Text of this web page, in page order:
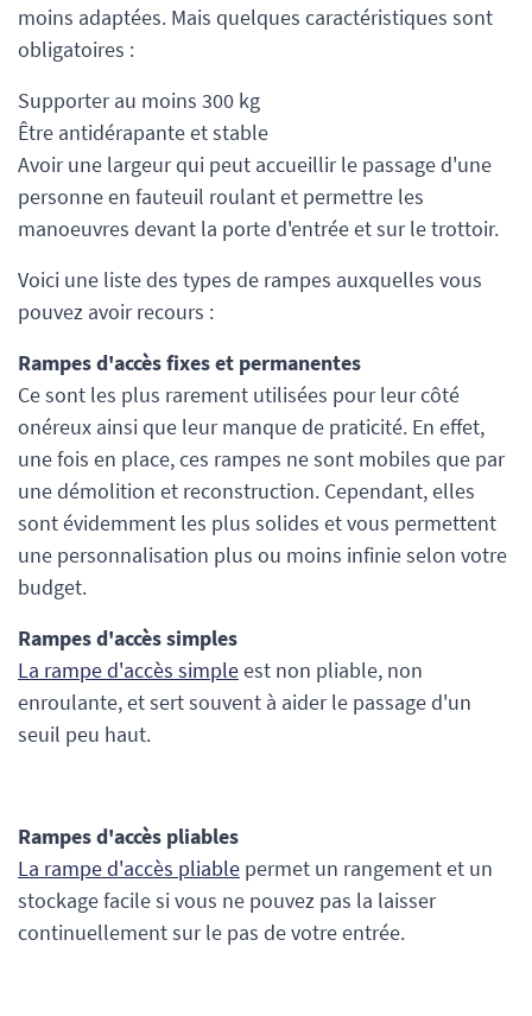
moins adaptées. Mais quelques caractéristiques sont
obligatoires :
Supporter au moins 300 kg
Être antidérapante et stable
Avoir une largeur qui peut accueillir le passage d'une
personne en fauteuil roulant et permettre les
manoeuvres devant la porte d'entrée et sur le trottoir.
Voici une liste des types de rampes auxquelles vous
pouvez avoir recours :
Rampes d'accès fixes et permanentes
Ce sont les plus rarement utilisées pour leur côté
onéreux ainsi que leur manque de praticité. En effet,
une fois en place, ces rampes ne sont mobiles que par
une démolition et reconstruction. Cependant, elles
sont évidemment les plus solides et vous permettent
une personnalisation plus ou moins infinie selon votre
budget.
Rampes d'accès simples
La rampe d'accès simpleest non pliable, non
enroulante, et sert souvent à aider le passage d'un
seuil peu haut.
Rampes d'accès pliables
La rampe d'accès pliable permet un rangement et un
stockage facile si vous ne pouvez pas la laisser
continuellement sur le pas de votre entrée.